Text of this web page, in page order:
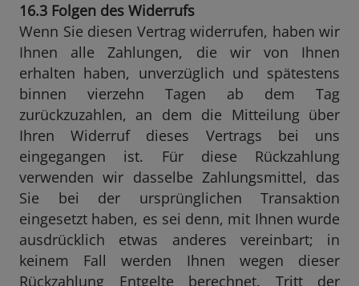
16.3 Folgen des Widerrufs
Wenn Sie diesen Vertrag widerrufen, haben wir
Ihnen alle Zahlungen, die wir von Ihnen
erhalten haben, unverzüglich und spätestens
binnen vierzehn Tagen ab dem Tag
zurückzuzahlen, an dem die Mitteilung über
Ihren Widerruf dieses Vertrags bei uns
eingegangen ist. Für diese Rückzahlung
verwenden wir dasselbe Zahlungsmittel, das
Sie bei der ursprünglichen Transaktion
eingesetzt haben, es sei denn, mit Ihnen wurde
ausdrücklich etwas anderes vereinbart; in
keinem Fall werden Ihnen wegen dieser
Rückzahlung Entgelte berechnet. Tritt der